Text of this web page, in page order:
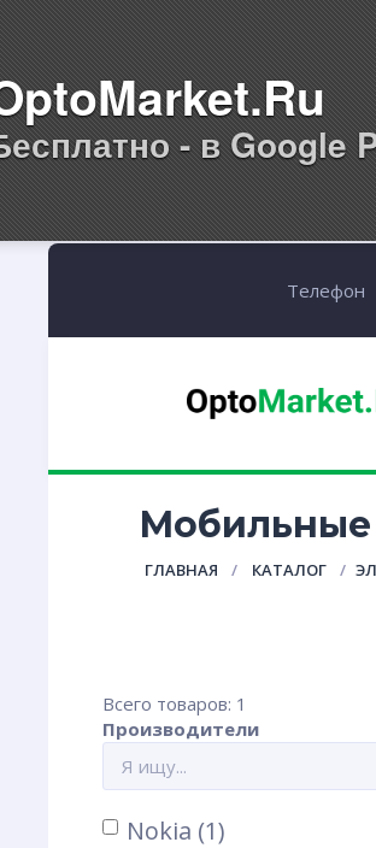
Телефон
ГЛАВНАЯ КАТАЛОГ
Всего товаров: 1
Производители
Nokia (1)
- в Google